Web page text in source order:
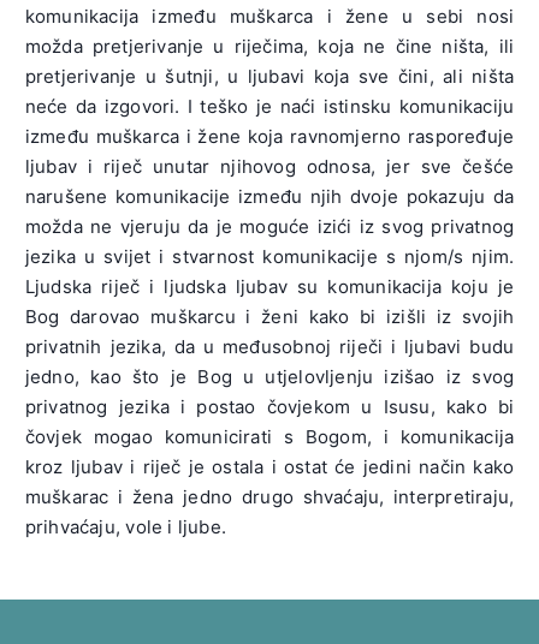
komunikacija između muškarca i žene u sebi nosi
možda pretjerivanje u riječima, koja ne čine ništa, ili
pretjerivanje u šutnji, u ljubavi koja sve čini, ali ništa
neće da izgovori. I teško je naći istinsku komunikaciju
između muškarca i žene koja ravnomjerno raspoređuje
ljubav i riječ unutar njihovog odnosa, jer sve češće
narušene komunikacije između njih dvoje pokazuju da
možda ne vjeruju da je moguće izići iz svog privatnog
jezika u svijet i stvarnost komunikacije s njom/s njim.
Ljudska riječ i ljudska ljubav su komunikacija koju je
Bog darovao muškarcu i ženi kako bi izišli iz svojih
privatnih jezika, da u međusobnoj riječi i ljubavi budu
jedno, kao što je Bog u utjelovljenju izišao iz svog
privatnog jezika i postao čovjekom u Isusu, kako bi
čovjek mogao komunicirati s Bogom, i komunikacija
kroz ljubav i riječ je ostala i ostat će jedini način kako
muškarac i žena jedno drugo shvaćaju, interpretiraju,
prihvaćaju, vole i ljube.